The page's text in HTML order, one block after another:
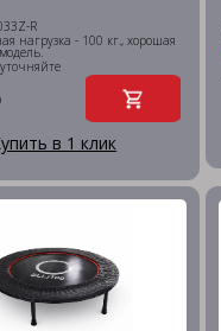
R
нагрузка - 100 кг., хорошая
в 1 клик